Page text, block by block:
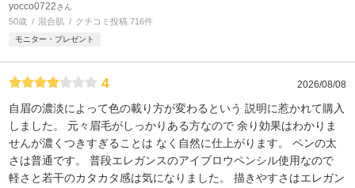
yocco0722さん
50歳 混合肌 クチコミ投稿 716件
モニター・プレゼント
4 2026/08/08
自眉の濃淡によって色の載り方が変わるという 説明に惹かれて購入
しました。 元々眉毛がしっかりある方なので 余り効果はわかりま
せんが濃くつきすぎることは なく自然に仕上がります。 ペンの太
さは普通です。 普段エレガンスのアイブロウペンシル使用なので
軽さと若干のカタカタ感は気になりました。 描きやすさはエレガン